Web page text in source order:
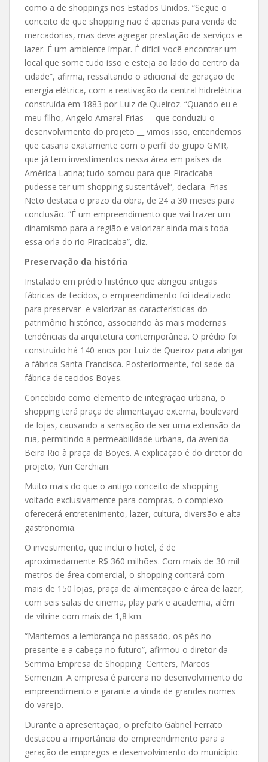
como a de shoppings nos Estados Unidos. “Segue o
conceito de que shopping não é apenas para venda de
mercadorias, mas deve agregar prestação de serviços e
lazer. É um ambiente ímpar. É difícil você encontrar um
local que some tudo isso e esteja ao lado do centro da
cidade”, afirma, ressaltando o adicional de geração de
energia elétrica, com a reativação da central hidrelétrica
construída em 1883 por Luiz de Queiroz. “Quando eu e
meu filho, Angelo Amaral Frias __ que conduziu o
desenvolvimento do projeto __ vimos isso, entendemos
que casaria exatamente com o perfil do grupo GMR,
que já tem investimentos nessa área em países da
América Latina; tudo somou para que Piracicaba
pudesse ter um shopping sustentável”, declara. Frias
Neto destaca o prazo da obra, de 24 a 30 meses para
conclusão. “É um empreendimento que vai trazer um
dinamismo para a região e valorizar ainda mais toda
essa orla do rio Piracicaba”, diz.
Preservação da história
Instalado em prédio histórico que abrigou antigas
fábricas de tecidos, o empreendimento foi idealizado
para preservar e valorizar as características do
patrimônio histórico, associando às mais modernas
tendências da arquitetura contemporânea. O prédio foi
construído há 140 anos por Luiz de Queiroz para abrigar
a fábrica Santa Francisca. Posteriormente, foi sede da
fábrica de tecidos Boyes.
Concebido como elemento de integração urbana, o
shopping terá praça de alimentação externa, boulevard
de lojas, causando a sensação de ser uma extensão da
rua, permitindo a permeabilidade urbana, da avenida
Beira Rio à praça da Boyes. A explicação é do diretor do
projeto, Yuri Cerchiari.
Muito mais do que o antigo conceito de shopping
voltado exclusivamente para compras, o complexo
oferecerá entretenimento, lazer, cultura, diversão e alta
gastronomia.
O investimento, que inclui o hotel, é de
aproximadamente R$ 360 milhões. Com mais de 30 mil
metros de área comercial, o shopping contará com
mais de 150 lojas, praça de alimentação e área de lazer,
com seis salas de cinema, play park e academia, além
de vitrine com mais de 1,8 km.
“Mantemos a lembrança no passado, os pés no
presente e a cabeça no futuro”, afirmou o diretor da
Semma Empresa de Shopping Centers, Marcos
Semenzin. A empresa é parceira no desenvolvimento do
empreendimento e garante a vinda de grandes nomes
do varejo.
Durante a apresentação, o prefeito Gabriel Ferrato
destacou a importância do empreendimento para a
geração de empregos e desenvolvimento do município: